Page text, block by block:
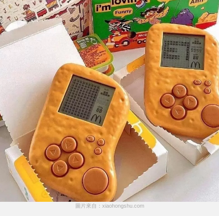
圖片來自：xiaohongshu.com